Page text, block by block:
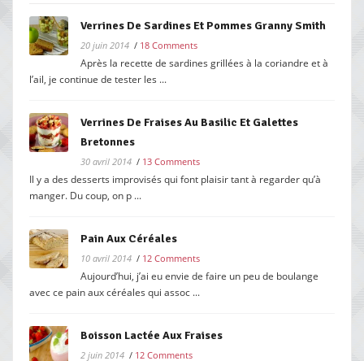
Verrines De Sardines Et Pommes Granny Smith
20 juin 2014 / 18 Comments
Après la recette de sardines grillées à la coriandre et à
l’ail, je continue de tester les ...
Verrines De Fraises Au Basilic Et Galettes
Bretonnes
30 avril 2014 / 13 Comments
Il y a des desserts improvisés qui font plaisir tant à regarder qu’à
manger. Du coup, on p ...
Pain Aux Céréales
10 avril 2014 / 12 Comments
Aujourd’hui, j’ai eu envie de faire un peu de boulange
avec ce pain aux céréales qui assoc ...
Boisson Lactée Aux Fraises
2 juin 2014 / 12 Comments